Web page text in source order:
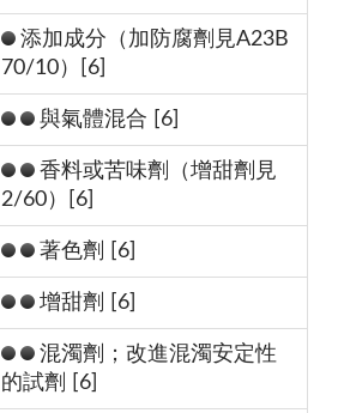
添加成分（加防腐劑見A23B
70/10）[6]
與氣體混合 [6]
香料或苦味劑（增甜劑見
2/60）[6]
著色劑 [6]
增甜劑 [6]
混濁劑；改進混濁安定性
的試劑 [6]